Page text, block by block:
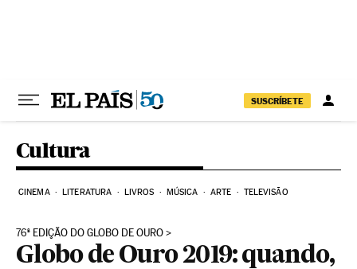
SUSCRÍBETE
Cultura
CINEMA LITERATURA LIVROS MÚSICA ARTE TELEVISÃO
76ª EDIÇÃO DO GLOBO DE OURO
Globo de Ouro 2019: quando,